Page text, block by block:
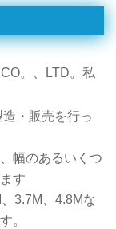
。、LTD。私
・販売を行っ
幅のあるいくつ
す
3.7M、4.8Mな
。